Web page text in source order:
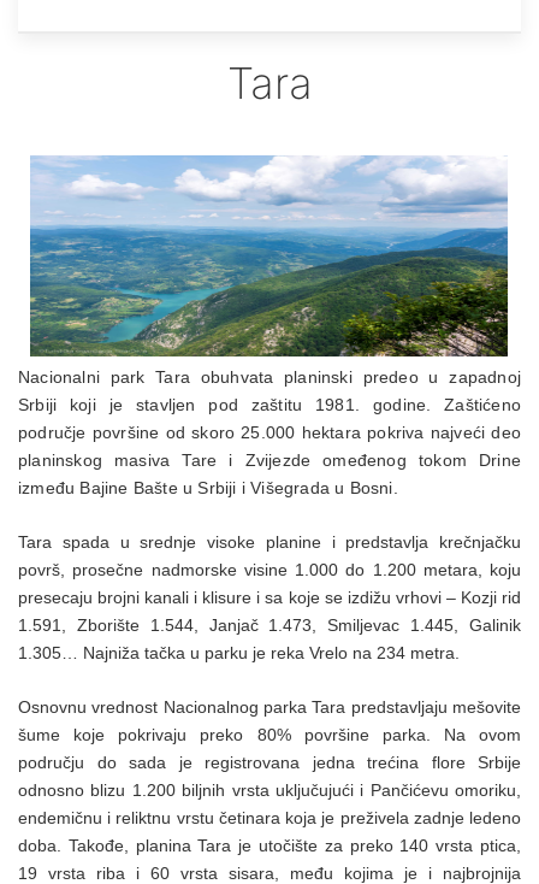
Tara
Nacionalni park Tara obuhvata planinski predeo u zapadnoj
Srbiji koji je stavljen pod zaštitu 1981. godine. Zaštićeno
područje površine od skoro 25.000 hektara pokriva najveći deo
planinskog masiva Tare i Zvijezde omeđenog tokom Drine
između Bajine Bašte u Srbiji i Višegrada u Bosni.
Tara spada u srednje visoke planine i predstavlja krečnjačku
površ, prosečne nadmorske visine 1.000 do 1.200 metara, koju
presecaju brojni kanali i klisure i sa koje se izdižu vrhovi – Kozji rid
1.591, Zborište 1.544, Janjač 1.473, Smiljevac 1.445, Galinik
1.305… Najniža tačka u parku je reka Vrelo na 234 metra.
Osnovnu vrednost Nacionalnog parka Tara predstavljaju mešovite
šume koje pokrivaju preko 80% površine parka. Na ovom
području do sada je registrovana jedna trećina flore Srbije
odnosno blizu 1.200 biljnih vrsta uključujući i Pančićevu omoriku,
endemičnu i reliktnu vrstu četinara koja je preživela zadnje ledeno
doba. Takođe, planina Tara je utočište za preko 140 vrsta ptica,
19 vrsta riba i 60 vrsta sisara, među kojima je i najbrojnija